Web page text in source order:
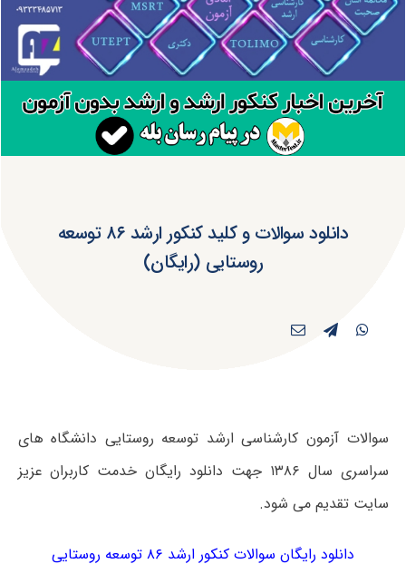
دانلود سوالات و کلید کنکور ارشد ۸۶ توسعه
روستایی (رایگان)
سوالات آزمون کارشناسی ارشد توسعه روستایی دانشگاه های
سراسری سال ۱۳۸۶ جهت دانلود رایگان خدمت کاربران عزیز
سایت تقدیم می شود.
دانلود رایگان سوالات کنکور ارشد ۸۶ توسعه روستایی